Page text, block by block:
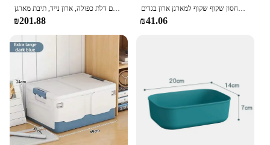
תיבת אחסון צעצועים מתקפל עם דלת כפולה, ארון נייד, תיבת מארגן stackable עם גלגלי קסטר
₪201.88
תיבת אחסון פלסטיק רחבה 45 ס "מ, תיבת אחסון שקוף שקוף למארגן ארון בגדים
₪41.06